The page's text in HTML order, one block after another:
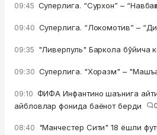
09:45 Суперлига. “Сурхон” –
09:40 Суперлига. “Локомотив” –
09:35 "Ливерпуль" Баркола бўйича
09:30 Суперлига. "Хоразм" –
09:10 ФИФА Инфантино шаънига
айбловлар фонида баёнот берди
08:40 "Манчестер Сити" 18 ёшли